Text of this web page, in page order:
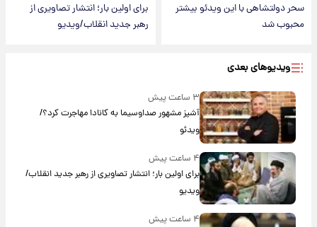
سحر دولتشاهی با این ویدئو بیشتر
محبوب شد
برای اولین بار؛ انتشار تصاویری از
رهبر جدید انقلاب/ویدیو
ویدیوهای بعدی
۳ ساعت پیش
آشپز مشهور صداوسیما به کانادا مهاجرت کرد؟/
ویدئو
۴ ساعت پیش
برای اولین بار؛ انتشار تصاویری از رهبر جدید انقلاب/
ویدیو
۴ ساعت پیش